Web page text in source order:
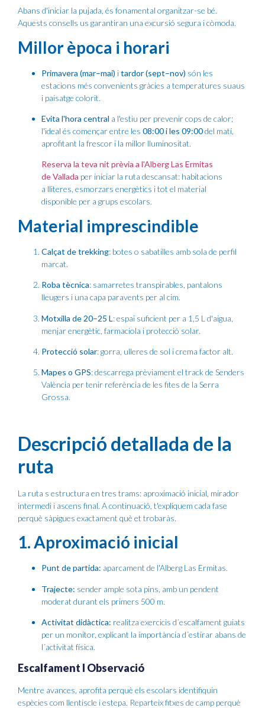
Abans d'iniciar la pujada, és fonamental organitzar-se bé.
Aquests consells us garantiran una excursió segura i còmoda.
Millor època i horari
Primavera (mar–mai) itardor (sept–nov) són les
estacions més convenients gràcies a temperatures suaus
i paisatge colorit.
Evita l'hora central a l'estiu per prevenir cops de calor;
l'ideal és començar entre les 08:00 i les 09:00del matí,
aprofitant la frescor i la millor lluminositat.
Reserva la teva nit prèvia a l'Alberg Las Ermitas
de Vallada per iniciar la ruta descansat: habitacions
a lliteres, esmorzars energètics i tot el material
disponible per a grups escolars.
Material imprescindible
Calçat de trekking: botes o sabatilles amb sola de perfil
marcat.
Roba tècnica: samarretes transpirables, pantalons
lleugers i una capa paravents per al cim.
Motxilla de 20–25 L: espai suficient per a 1,5 L d'aigua,
menjar energètic, farmaciola i protecció solar.
Protecció solar: gorra, ulleres de sol i crema factor alt.
Mapes o GPS: descarrega prèviament el track de Senders
València per tenir referència de les fites de la Serra
Grossa.
Descripció detallada de la
ruta
La ruta s estructura en tres trams: aproximació inicial, mirador
intermedi i ascens final. A continuació, t'expliquem cada fase
perquè sàpigues exactament què et trobaràs.
1. Aproximació inicial
Punt de partida: aparcament de l'Alberg Las Ermitas.
Trajecte: sender ample sota pins, amb un pendent
moderat durant els primers 500 m.
Activitat didàctica: realitza exercicis d´escalfament guiats
per un monitor, explicant la importància d´estirar abans de
l´activitat física.
Escalfament I Observació
Mentre avances, aprofita perquè els escolars identifiquin
espècies com llentiscle i estepa. Reparteix fitxes de camp perquè